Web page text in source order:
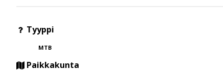
Tyyppi
MTB
Paikkakunta